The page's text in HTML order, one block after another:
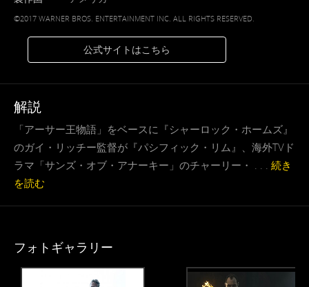
©2017 WARNER BROS. ENTERTAINMENT INC. ALL RIGHTS RESERVED.
公式サイトはこちら
解説
「アーサー王物語」をベースに『シャーロック・ホームズ』
のガイ・リッチー監督が『パシフィック・リム』、海外TVド
ラマ「サンズ・オブ・アナーキー」のチャーリー・ . . . 続き
を読む
フォトギャラリー